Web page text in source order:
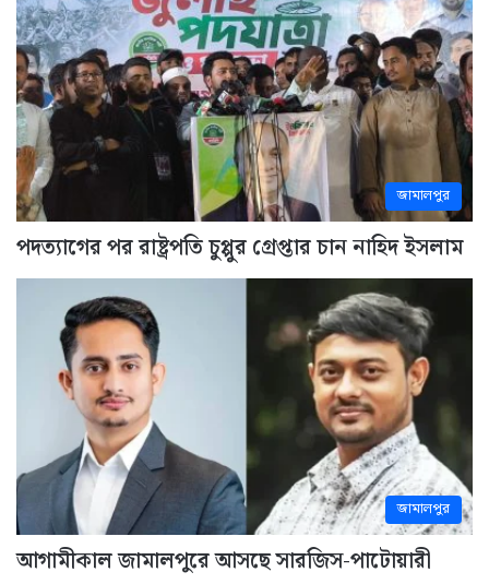
জামালপুর
পদত্যাগের পর রাষ্ট্রপতি চুপ্পুর গ্রেপ্তার চান নাহিদ ইসলাম
জামালপুর
আগামীকাল জামালপুরে আসছে সারজিস-পাটোয়ারী